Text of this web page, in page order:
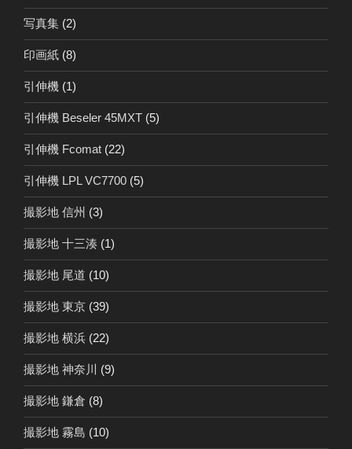
写真集 (2)
印画紙 (8)
引伸機 (1)
引伸機 Beseler 45MXT (5)
引伸機 Fcomat (22)
引伸機 LPL VC7700 (5)
撮影地 信州 (3)
撮影地 十三湊 (1)
撮影地 尾道 (10)
撮影地 東京 (39)
撮影地 横浜 (22)
撮影地 神奈川 (9)
撮影地 鎌倉 (8)
撮影地 霧島 (10)